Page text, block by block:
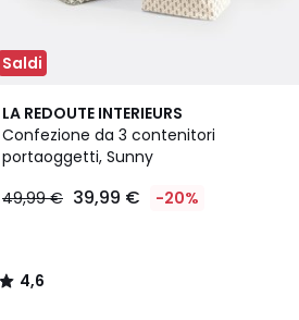
Saldi
LA REDOUTE INTERIEURS
Confezione da 3 contenitori
portaoggetti, Sunny
49,99 € 39,99 € -20%
4,6
/ 5
4,6
/